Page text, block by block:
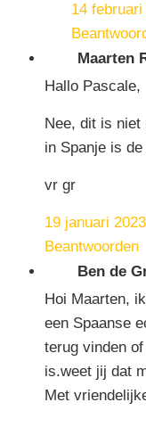
14
Maarten
Hallo Pascale,
Nee, dit is niet
in Spanje is
vr gr
19 januari
Beantwoorden
Ben de
Hoi Maarten,
een Spaanse
terug vinden
is.weet jij dat
Met